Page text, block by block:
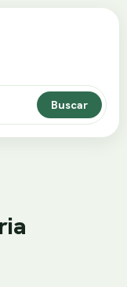
Buscar